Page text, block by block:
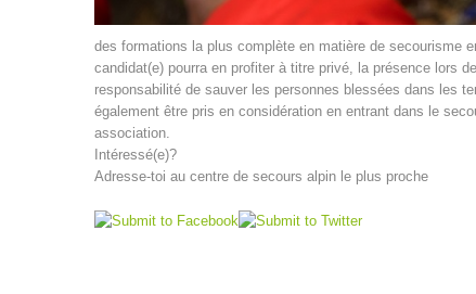
des formations la plus complète en matière de secourisme
candidat(e) pourra en profiter à titre privé, la présence lors
responsabilité de sauver les personnes blessées dans les
également être pris en considération en entrant dans le
association.
Intéressé(e)?
Adresse-toi au centre de secours alpin le plus proche